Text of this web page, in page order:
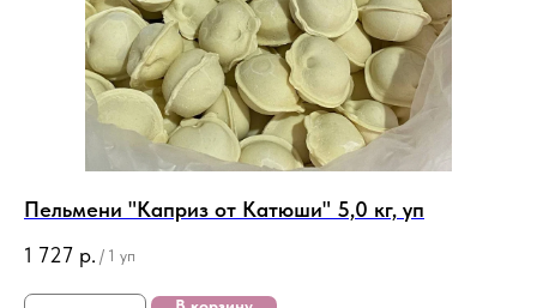
Пельмени "Каприз от Катюши" 5,0 кг, уп
1 727 р. / 1 уп